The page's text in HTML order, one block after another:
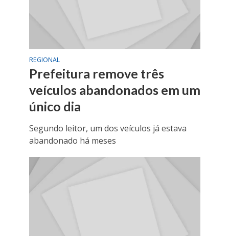
REGIONAL
Prefeitura remove três
veículos abandonados em um
único dia
Segundo leitor, um dos veículos já estava
abandonado há meses